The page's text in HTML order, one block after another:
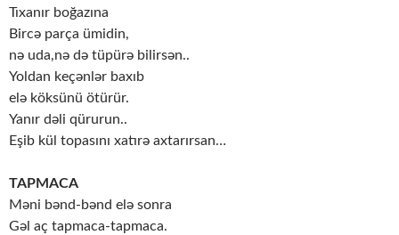
Tıxanır boğazına
Bircə parça ümidin,
nə uda,nə də tüpürə bilirsən..
Yoldan keçənlər baxıb
elə köksünü ötürür.
Yanır dəli qürurun..
Eşib kül topasını xatırə axtarırsan…
TAPMACA
Məni bənd-bənd elə sonra
Gəl aç tapmaca-tapmaca.